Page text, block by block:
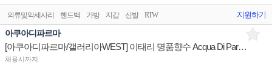
의류및악세사리 핸드백 가방 지갑 신발 RTW 지원하기
아쿠아디파르마
[아쿠아디파르마/갤러리아WEST] 이태리 명품향수 Acqua Di Parma 스탭 채용
채용시까지